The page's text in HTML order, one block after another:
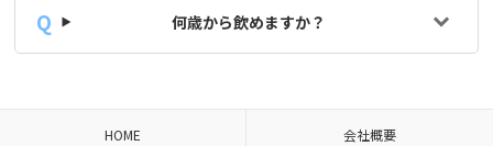
何歳から飲めますか？
HOME 会社概要